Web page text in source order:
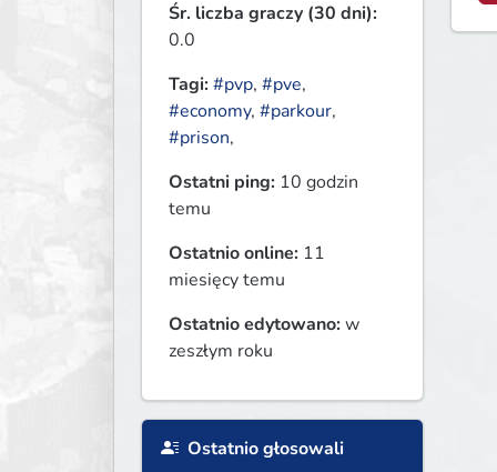
Śr. liczba graczy (30 dni):
0.0
Tagi:#pvp, #pve,
#economy, #parkour,
#prison,
Ostatni ping: 10 godzin
temu
Ostatnio online: 11
miesięcy temu
Ostatnio edytowano:w
zeszłym roku
Ostatnio głosowali